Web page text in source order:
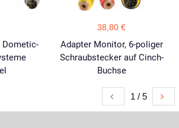
Dometic-
38,80 €
Adapter Monitor, 6-poliger
Schraubstecker auf Cinch-
Buchse
1 / 5